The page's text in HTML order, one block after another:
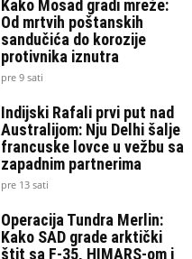
Kako Mosad gradi mreže:
Od mrtvih poštanskih
sandučića do korozije
protivnika iznutra
pre 9 sati
Indijski Rafali prvi put nad
Australijom: Nju Delhi šalje
francuske lovce u vežbu sa
zapadnim partnerima
pre 13 sati
Operacija Tundra Merlin:
Kako SAD grade arktički
štit sa F-35, HIMARS-om i